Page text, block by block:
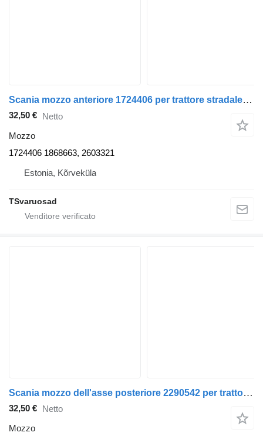
Scania mozzo anteriore 1724406 per trattore stradale Scania R420
32,50 € Netto
Mozzo
1724406 1868663, 2603321
Estonia, Kõrveküla
TSvaruosad
Scania mozzo dell'asse posteriore 2290542 per trattore stradale Scania R420
32,50 € Netto
Mozzo